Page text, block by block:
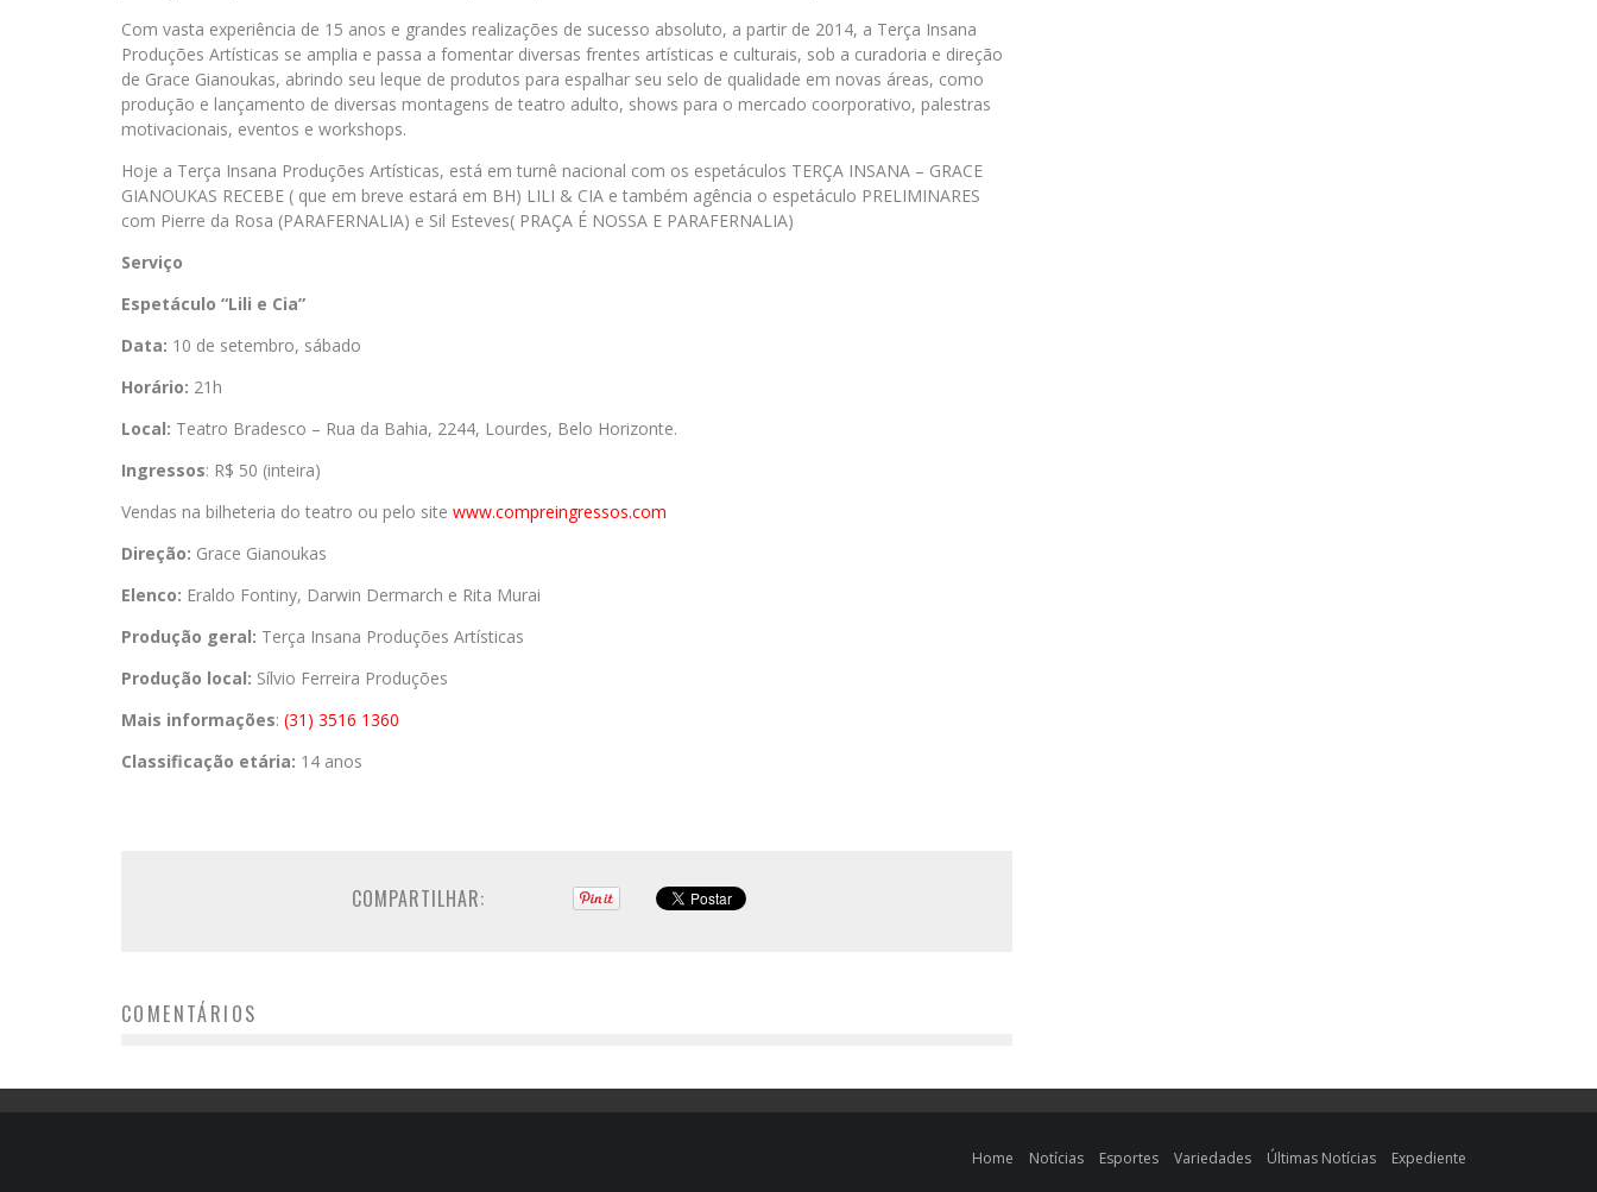
Com vasta experiência de 15 anos e grandes realizações de sucesso absoluto, a partir de 2014, a Terça Insana
Produções Artísticas se amplia e passa a fomentar diversas frentes artísticas e culturais, sob a curadoria e direção
de Grace Gianoukas, abrindo seu leque de produtos para espalhar seu selo de qualidade em novas áreas, como
produção e lançamento de diversas montagens de teatro adulto, shows para o mercado coorporativo, palestras
motivacionais, eventos e workshops.
Hoje a Terça Insana Produções Artísticas, está em turnê nacional com os espetáculos TERÇA INSANA – GRACE
GIANOUKAS RECEBE ( que em breve estará em BH) LILI & CIA e também agência o espetáculo PRELIMINARES
com Pierre da Rosa (PARAFERNALIA) e Sil Esteves( PRAÇA É NOSSA E PARAFERNALIA)
Serviço
Espetáculo “Lili e Cia”
Data: 10 de setembro, sábado
Horário: 21h
Local: Teatro Bradesco – Rua da Bahia, 2244, Lourdes, Belo Horizonte.
Ingressos: R$ 50 (inteira)
Vendas na bilheteria do teatro ou pelo site www.compreingressos.com
Direção: Grace Gianoukas
Elenco: Eraldo Fontiny, Darwin Dermarch e Rita Murai
Produção geral: Terça Insana Produções Artísticas
Produção local: Sílvio Ferreira Produções
Mais informações: (31) 3516 1360
Classificação etária: 14 anos
COMPARTILHAR:
COMENTÁRIOS
Home Notícias Esportes Variedades Últimas Notícias Expediente